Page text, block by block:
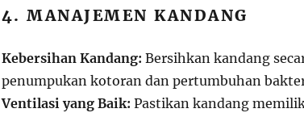
4. MANAJEMEN KANDANG
Kebersihan Kandang: Bersihkan kandang
penumpukan kotoran dan pertumbuhan
Ventilasi yang Baik: Pastikan kandang